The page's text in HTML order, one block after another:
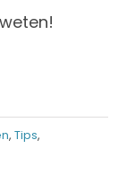
, Tips,